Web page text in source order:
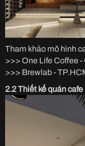
Tham khảo mô hình
>>> One Life Coffee -
>>> Brewlab -
2.2 Thiết kế quán